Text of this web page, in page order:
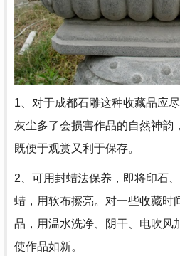
1、对于成都石雕这种收藏品应
灰尘多了会损害作品的自然神韵
既便于观赏又利于保存。
2、可用封蜡法保养，即将印石
蜡，用软布擦亮。对一些收藏时
品，用温水洗净、阴干、电吹风
使作品如新。